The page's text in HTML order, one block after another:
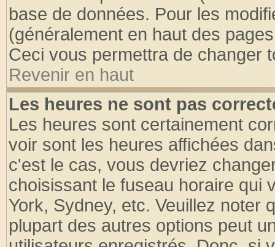
base de données. Pour les
(généralement en haut des
Ceci vous permettra de changer
Revenir en haut
Les heures ne sont pas
Les heures sont certainement
voir sont les heures affichées
c'est le cas, vous devriez
choisissant le fuseau horaire qui
York, Sydney, etc. Veuillez noter
plupart des autres options peut